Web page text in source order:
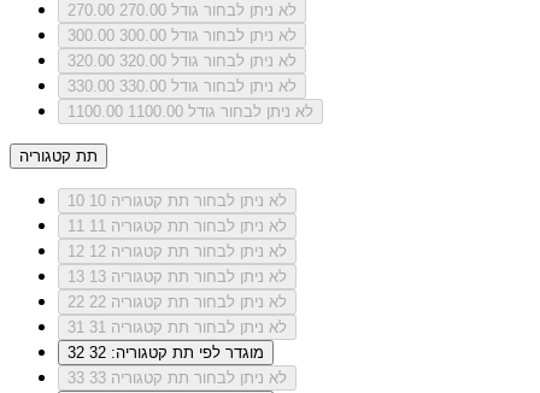
270.00
לא ניתן לבחור גודל 270.00
300.00
לא ניתן לבחור גודל 300.00
320.00
לא ניתן לבחור גודל 320.00
330.00
לא ניתן לבחור גודל 330.00
1100.00
לא ניתן לבחור גודל 1100.00
תת קטגוריה
10
לא ניתן לבחור תת קטגוריה 10
11
לא ניתן לבחור תת קטגוריה 11
12
לא ניתן לבחור תת קטגוריה 12
13
לא ניתן לבחור תת קטגוריה 13
22
לא ניתן לבחור תת קטגוריה 22
31
לא ניתן לבחור תת קטגוריה 31
32
מוגדר לפי תת קטגוריה: 32
33
לא ניתן לבחור תת קטגוריה 33